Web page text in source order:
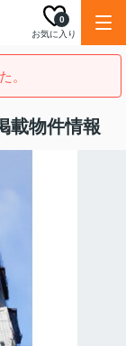
お気に入り
0
。
載物件情報